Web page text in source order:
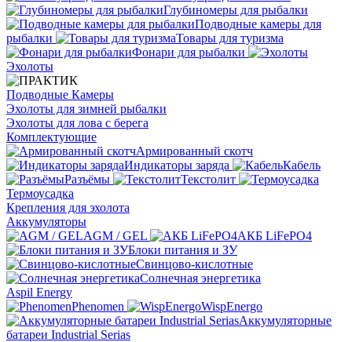
Глубиномеры для рыбалки
Подводные камеры для
рыбалки
Товары для туризма
Фонари для рыбалки
Эхолоты
Подводные Камеры
Эхолоты для зимней рыбалки
Эхолоты для лова с берега
Комплектующие
Армированный скотч
Индикаторы заряда
Кабель
Разъёмы
Текстолит
Термоусадка
Крепления для эхолота
Аккумуляторы
AGM / GEL
АКБ LiFePO4
Блоки питания и ЗУ
Свинцово-кислотные
Солнечная энергетика
Aspil Energy
Phenomen
WispEnergo
Аккумуляторные
батареи Industrial Serias